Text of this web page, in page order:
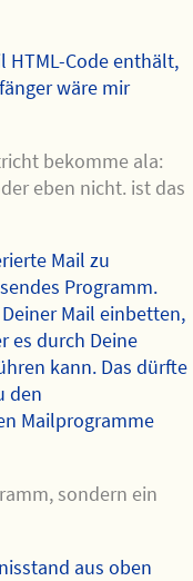
HTML-Code enthält,
wäre mir
bekomme ala:
eben nicht. ist das
Mail zu
Programm.
Mail einbetten,
es durch Deine
kann. Das dürfte
den
Mailprogramme
sondern ein
aus oben